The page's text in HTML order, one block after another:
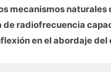
mecanismos naturales
de radiofrecuencia
en el abordaje